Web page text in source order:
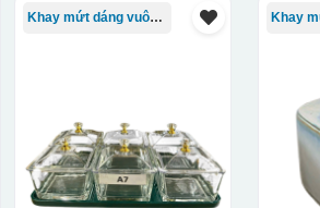
Khay mứt dáng vuông/chữ nhật